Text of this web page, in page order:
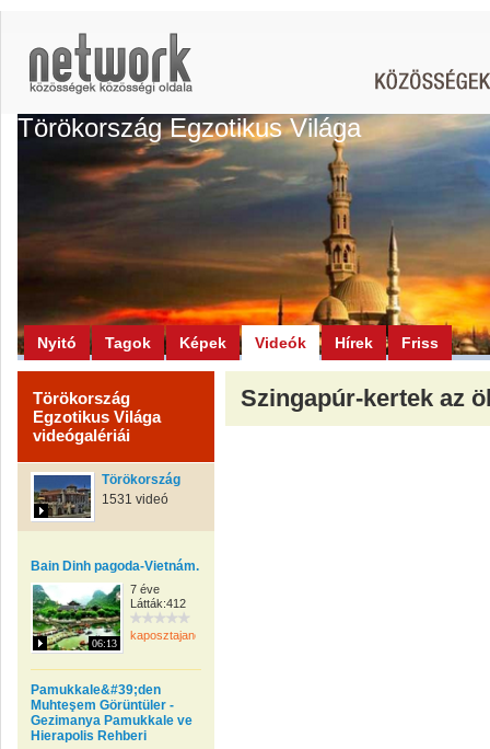
Törökország Egzotikus Világa
Nyitó Tagok Képek Videók Hírek Friss
Törökország
Egzotikus Világa
videógalériái
Törökország
1531 videó
Bain Dinh pagoda-Vietnám.
06:13
7 éve
Látták:412
kaposztajanos
Pamukkale&#39;den
Muhteşem Görüntüler -
Gezimanya Pamukkale ve
Hierapolis Rehberi
Szingapúr-kertek az